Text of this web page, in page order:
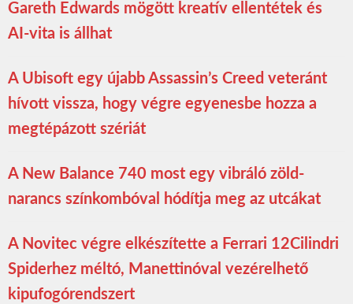
Gareth Edwards mögött kreatív ellentétek és
AI-vita is állhat
A Ubisoft egy újabb Assassin’s Creed veteránt
hívott vissza, hogy végre egyenesbe hozza a
megtépázott szériát
A New Balance 740 most egy vibráló zöld-
narancs színkombóval hódítja meg az utcákat
A Novitec végre elkészítette a Ferrari 12Cilindri
Spiderhez méltó, Manettinóval vezérelhető
kipufogórendszert